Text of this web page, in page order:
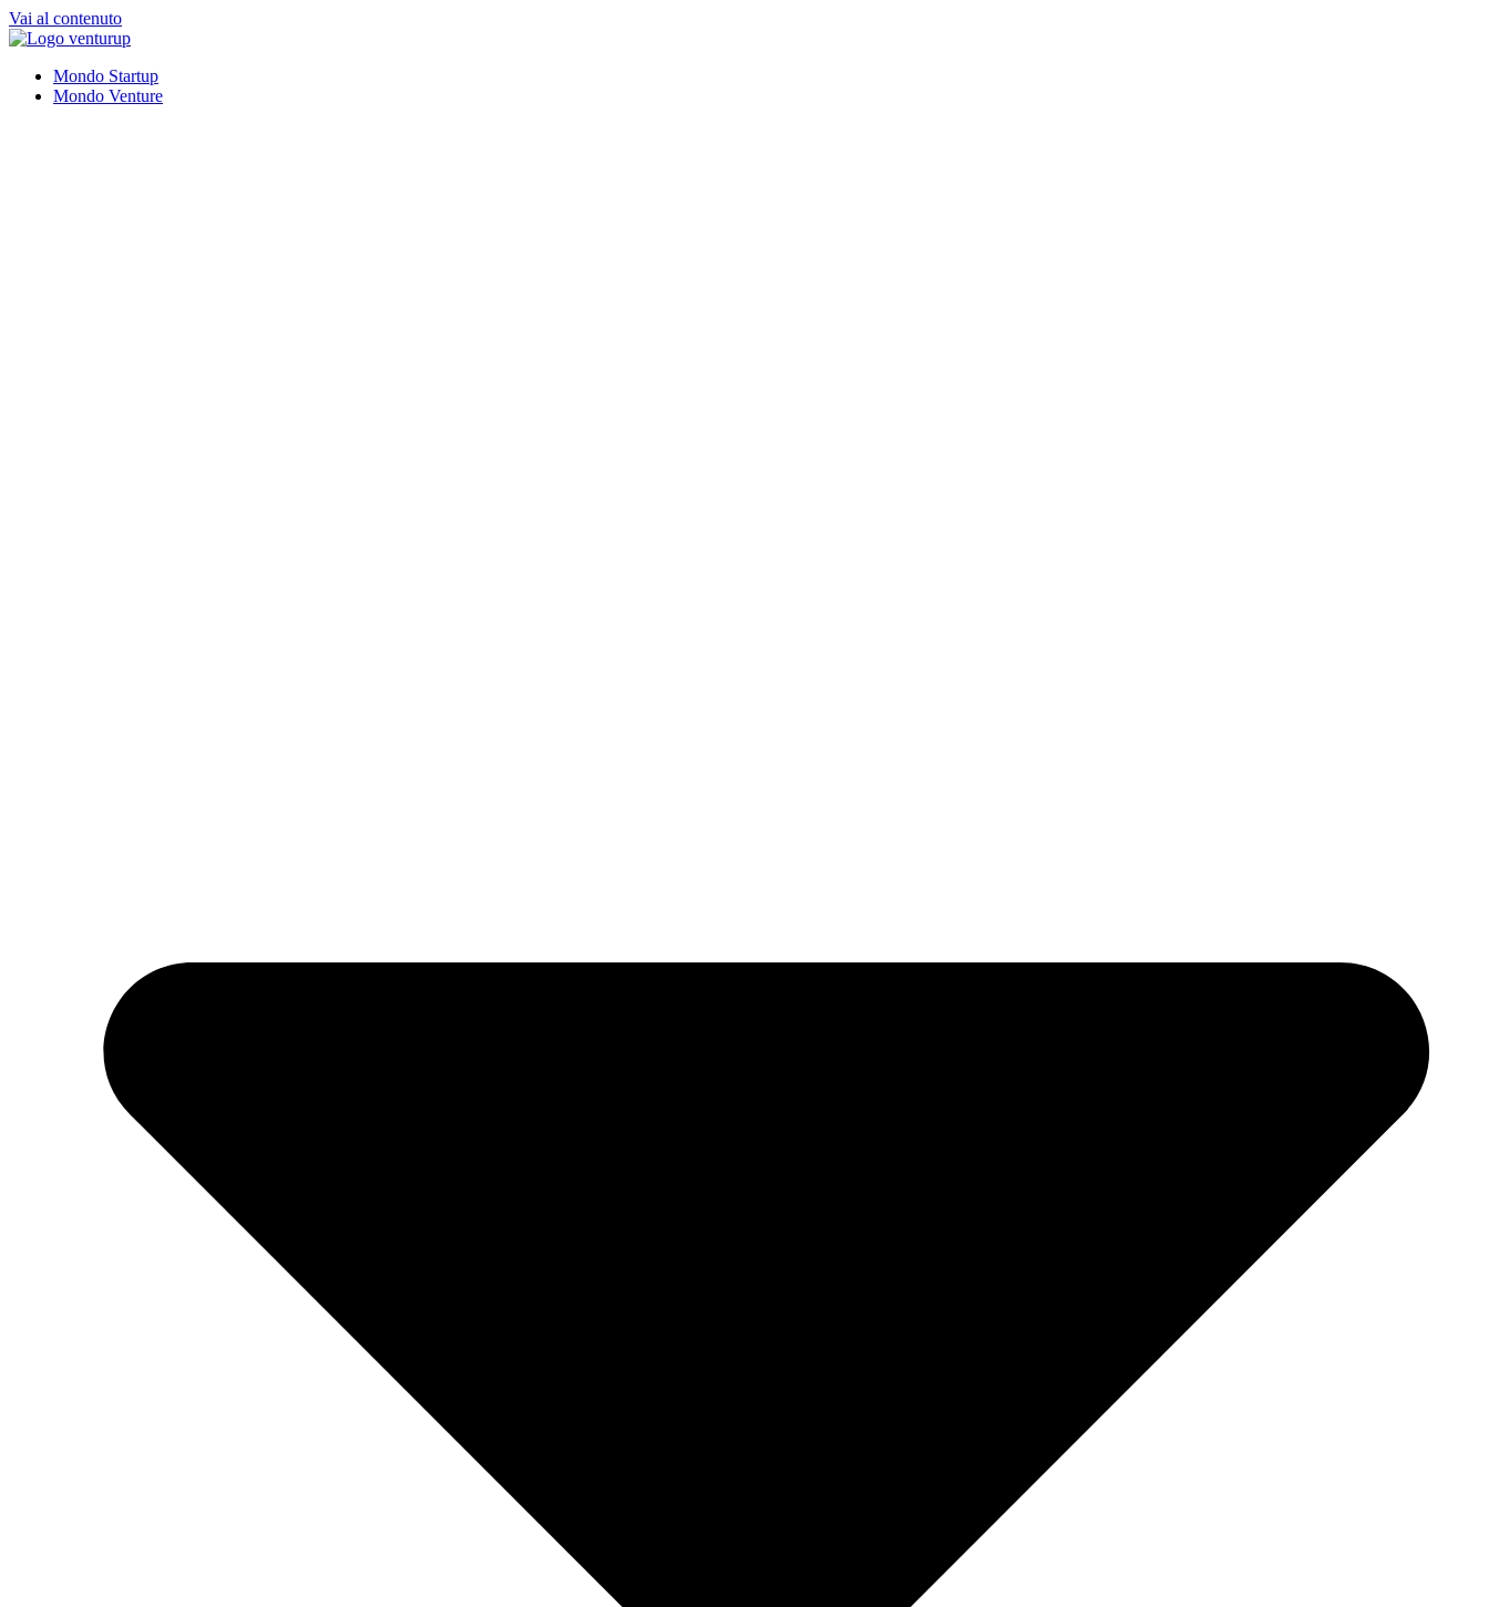
Vai al contenuto
Mondo Startup
Mondo Venture